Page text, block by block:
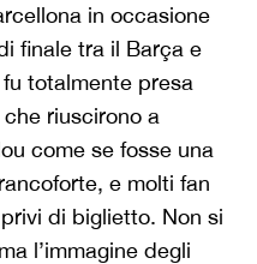
in occasione
finale tra il Barça e
totalmente presa
riuscirono a
come se fosse una
e molti fan
di biglietto. Non si
l’immagine degli